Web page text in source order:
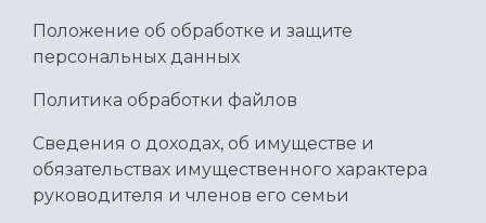
Положение об обработке и защите
персональных данных
Политика обработки файлов
Сведения о доходах, об имуществе и
обязательствах имущественного характера
руководителя и членов его семьи